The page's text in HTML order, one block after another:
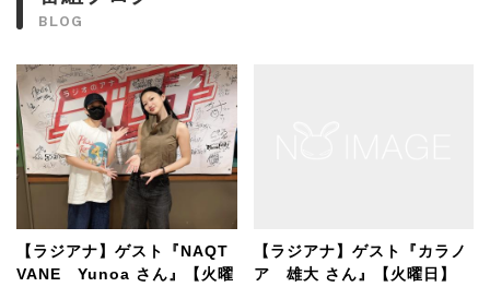
《1時40分》
「キングサリのグサリと刺さるラジオ」
【2時台】
ゲスト:ORCALAND
【3時台】
《ミュージックチューズデー》
BLOG
【ラジアナ】ゲスト『NAQT
VANE Yunoa さん』【火曜
【ラジアナ】ゲスト『カラノ
ア 雄大 さん』【火曜日】